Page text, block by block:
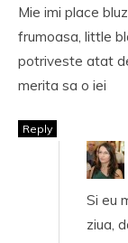
Mie imi place
frumoasa, little
potriveste atat
merita sa o iei
Reply
Si eu
ziua,